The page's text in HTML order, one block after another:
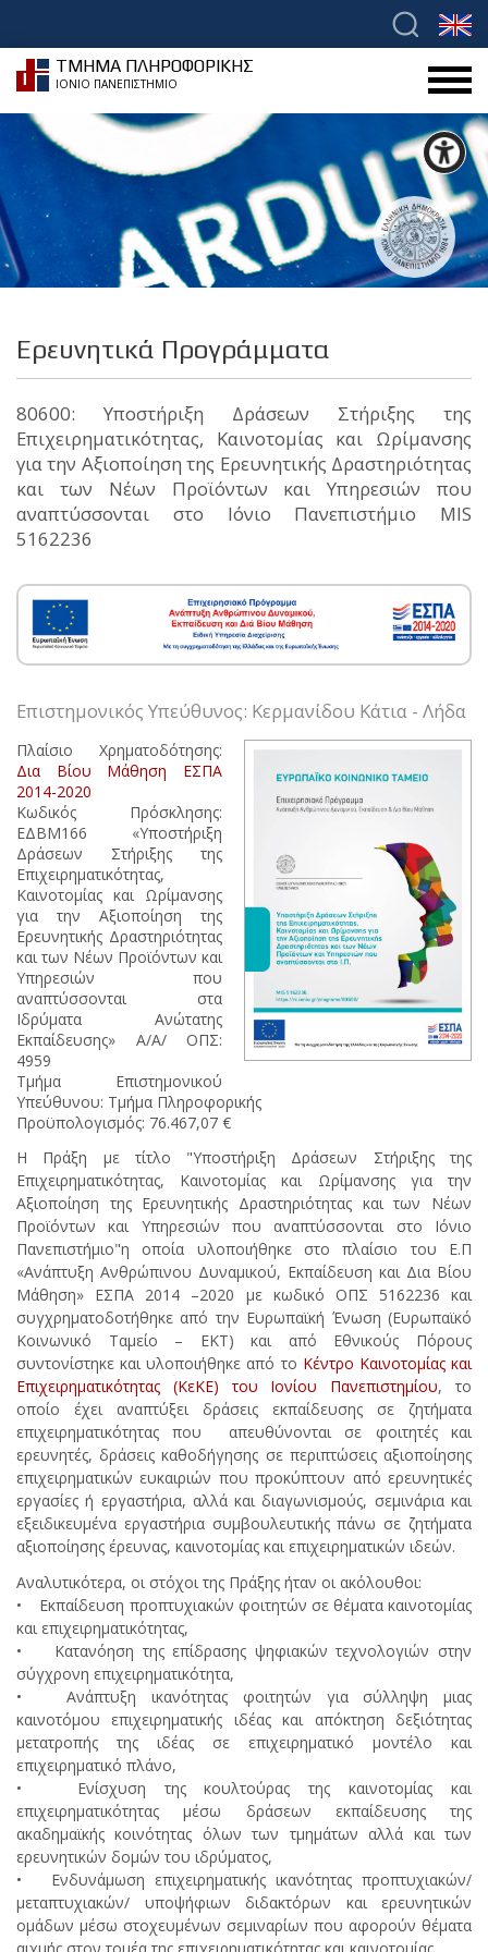
ΤΜΗΜΑ ΠΛΗΡΟΦΟΡΙΚΗΣ
ΙΟΝΙΟ ΠΑΝΕΠΙΣΤΗΜΙΟ
Ερευνητικά Προγράμματα
80600: Υποστήριξη Δράσεων Στήριξης της
Επιχειρηματικότητας, Καινοτομίας και Ωρίμανσης
για την Αξιοποίηση της Ερευνητικής Δραστηριότητας
και των Νέων Προϊόντων και Υπηρεσιών που
αναπτύσσονται στο Ιόνιο Πανεπιστήμιο MIS
5162236
Επιστημονικός Υπεύθυνος: Κερμανίδου Κάτια - Λήδα
Πλαίσιο Χρηματοδότησης:
Δια Βίου Μάθηση ΕΣΠΑ
2014-2020
Κωδικός Πρόσκλησης:
ΕΔΒΜ166 «Υποστήριξη
Δράσεων Στήριξης της
Επιχειρηματικότητας,
Καινοτομίας και Ωρίμανσης
για την Αξιοποίηση της
Ερευνητικής Δραστηριότητας
και των Νέων Προϊόντων και
Υπηρεσιών που
αναπτύσσονται στα
Ιδρύματα Ανώτατης
Εκπαίδευσης» Α/Α/ ΟΠΣ:
4959
Τμήμα Επιστημονικού
Υπεύθυνου: Τμήμα Πληροφορικής
Προϋπολογισμός: 76.467,07 €
Η Πράξη με τίτλο "Υποστήριξη Δράσεων Στήριξης της
Επιχειρηματικότητας, Καινοτομίας και Ωρίμανσης για την
Αξιοποίηση της Ερευνητικής Δραστηριότητας και των Νέων
Προϊόντων και Υπηρεσιών που αναπτύσσονται στο Ιόνιο
Πανεπιστήμιο"η οποία υλοποιήθηκε στο πλαίσιο του Ε.Π
«Ανάπτυξη Ανθρώπινου Δυναμικού, Εκπαίδευση και Δια Βίου
Μάθηση» ΕΣΠΑ 2014 –2020 με κωδικό ΟΠΣ 5162236 και
συγχρηματοδοτήθηκε από την Ευρωπαϊκή Ένωση (Ευρωπαϊκό
Κοινωνικό Ταμείο – ΕΚΤ) και από Εθνικούς Πόρους
συντονίστηκε και υλοποιήθηκε από το Κέντρο Καινοτομίας και
Επιχειρηματικότητας (ΚεΚΕ) του Ιονίου Πανεπιστημίου, το
οποίο έχει αναπτύξει δράσεις εκπαίδευσης σε ζητήματα
επιχειρηματικότητας που απευθύνονται σε φοιτητές και
ερευνητές, δράσεις καθοδήγησης σε περιπτώσεις αξιοποίησης
επιχειρηματικών ευκαιριών που προκύπτουν από ερευνητικές
εργασίες ή εργαστήρια, αλλά και διαγωνισμούς, σεμινάρια και
εξειδικευμένα εργαστήρια συμβουλευτικής πάνω σε ζητήματα
αξιοποίησης έρευνας, καινοτομίας και επιχειρηματικών ιδεών.
Αναλυτικότερα, οι στόχοι της Πράξης ήταν οι ακόλουθοι:
• Εκπαίδευση προπτυχιακών φοιτητών σε θέματα καινοτομίας
και επιχειρηματικότητας,
• Κατανόηση της επίδρασης ψηφιακών τεχνολογιών στην
σύγχρονη επιχειρηματικότητα,
• Ανάπτυξη ικανότητας φοιτητών για σύλληψη μιας
καινοτόμου επιχειρηματικής ιδέας και απόκτηση δεξιότητας
μετατροπής της ιδέας σε επιχειρηματικό μοντέλο και
επιχειρηματικό πλάνο,
• Ενίσχυση της κουλτούρας της καινοτομίας και
επιχειρηματικότητας μέσω δράσεων εκπαίδευσης της
ακαδημαϊκής κοινότητας όλων των τμημάτων αλλά και των
ερευνητικών δομών του ιδρύματος,
• Ενδυνάμωση επιχειρηματικής ικανότητας προπτυχιακών/
μεταπτυχιακών/ υποψήφιων διδακτόρων και ερευνητικών
ομάδων μέσω στοχευμένων σεμιναρίων που αφορούν θέματα